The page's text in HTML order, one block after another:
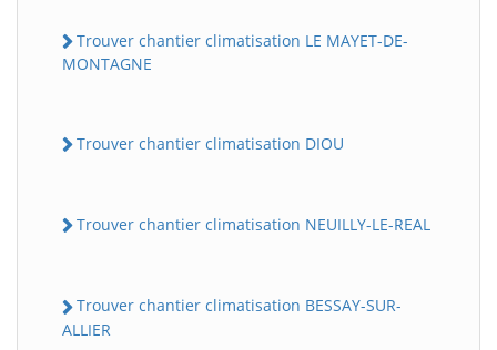
Trouver chantier climatisation LE MAYET-DE-
MONTAGNE
Trouver chantier climatisation DIOU
Trouver chantier climatisation NEUILLY-LE-REAL
Trouver chantier climatisation BESSAY-SUR-
ALLIER